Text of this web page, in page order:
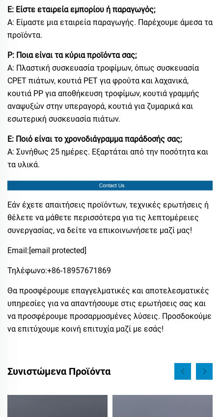
Ε: Είστε εταιρεία εμπορίου ή παραγωγός;
Α: Είμαστε μια εταιρεία παραγωγής. Παρέχουμε άμεσα τα
προϊόντα.
Ρ: Ποια είναι τα κύρια προϊόντα σας;
Α: Πλαστική συσκευασία τροφίμων, όπως συσκευασία
CPET πιάτων, κουτιά PET για φρούτα και λαχανικά,
κουτιά PP για αποθήκευση τροφίμων, κουτιά γραμμής
αναψυξών στην υπεραγορά, κουτιά για ζυμαρικά και
εσωτερική συσκευασία πιάτων.
Ε: Ποιό είναι το χρονοδιάγραμμα παράδοσής σας;
Α: Συνήθως 25 ημέρες. Εξαρτάται από την ποσότητα και
τα υλικά.
Εάν έχετε απαιτήσεις προϊόντων, τεχνικές ερωτήσεις ή
θέλετε να μάθετε περισσότερα για τις λεπτομέρειες
συνεργασίας, να δείτε να επικοινωνήσετε μαζί μας!
Email:[email protected]
Τηλέφωνο:​+86-18957671869
Θα προσφέρουμε επαγγελματικές και αποτελεσματικές
υπηρεσίες για να απαντήσουμε στις ερωτήσεις σας και
να προσφέρουμε προσαρμοσμένες λύσεις. Προσδοκούμε
να επιτύχουμε κοινή επιτυχία μαζί με εσάς!
Συνιστώμενα Προϊόντα